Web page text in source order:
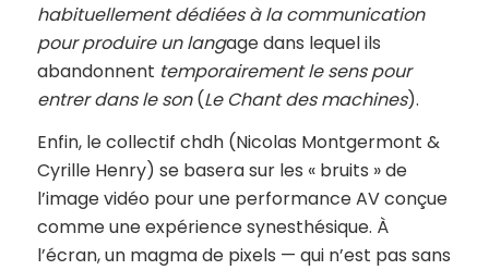
habituellement dédiées à la communication
pour produire un langage dans lequel ils
abandonnent temporairement le sens pour
entrer dans le son(Le Chant des machines).
Enfin, le collectif chdh (Nicolas Montgermont &
Cyrille Henry) se basera sur les « bruits » de
l’image vidéo pour une performance AV conçue
comme une expérience synesthésique. À
l’écran, un magma de pixels — qui n’est pas sans